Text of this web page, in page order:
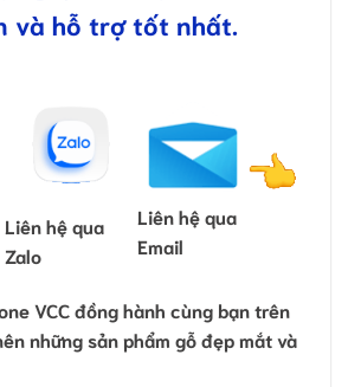
và hỗ trợ tốt nhất.
Liên hệ qua
Zalo
Liên hệ qua
Email
VCC đồng hành cùng bạn trên
những sản phẩm gỗ đẹp mắt và